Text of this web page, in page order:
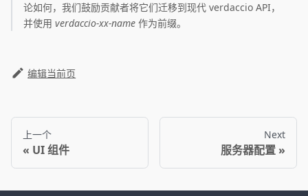
论如何，我们鼓励贡献者将它们迁移到现代 verdaccio API，
并使用 verdaccio-xx-name 作为前缀。
编辑当前页
上一个
UI 组件
Next
服务器配置